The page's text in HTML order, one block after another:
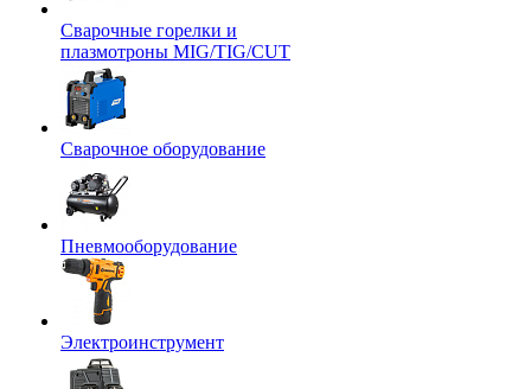
Сварочные горелки и
плазмотроны MIG/TIG/CUT
Сварочное оборудование
Пневмооборудование
Электроинструмент